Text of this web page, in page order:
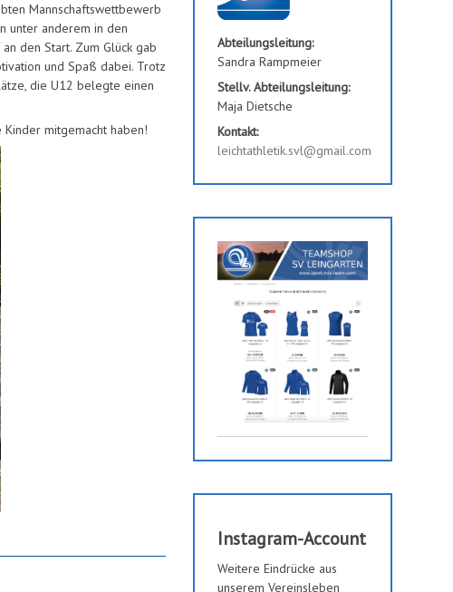
Mannschaftswettbewerb
unter anderem in den
den Start. Zum Glück gab
und Spaß dabei. Trotz
die U12 belegte einen
mitgemacht haben!
Abteilungsleitung:
Sandra Rampmeier
Stellv. Abteilungsleitung:
Maja Dietsche
Kontakt:
leichtathletik.svl@gmail.com
Instagram-Account
Weitere Eindrücke aus
unserem Vereinsleben